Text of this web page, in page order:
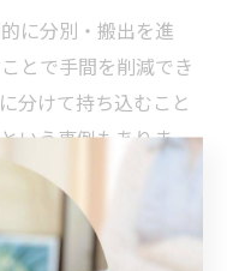
に分別・搬出を進
とで手間を削減でき
分けて持ち込むこと
いう事例もありま
法業者や高額請求の
秋田県の認可を受け